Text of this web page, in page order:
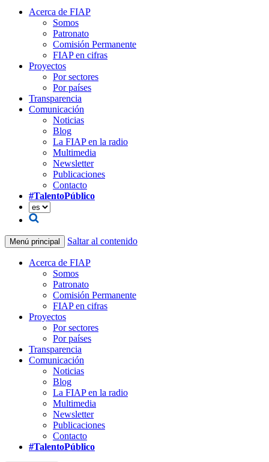
Acerca de FIAP
Somos
Patronato
Comisión Permanente
FIAP en cifras
Proyectos
Por sectores
Por países
Transparencia
Comunicación
Noticias
Blog
La FIAP en la radio
Multimedia
Newsletter
Publicaciones
Contacto
#TalentoPúblico
Menú principal Saltar al contenido
Acerca de FIAP
Somos
Patronato
Comisión Permanente
FIAP en cifras
Proyectos
Por sectores
Por países
Transparencia
Comunicación
Noticias
Blog
La FIAP en la radio
Multimedia
Newsletter
Publicaciones
Contacto
#TalentoPúblico